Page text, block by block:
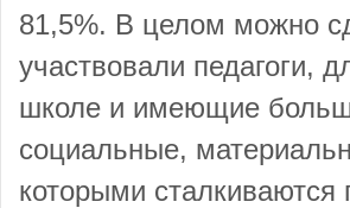
81,5%. В целом можно
участвовали педагоги,
школе и имеющие
социальные,
которыми сталкиваются